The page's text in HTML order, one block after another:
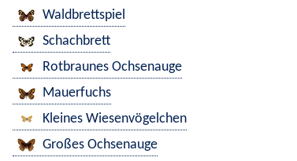
Waldbrettspiel
Schachbrett
Rotbraunes Ochsenauge
Mauerfuchs
Kleines Wiesenvögelchen
Großes Ochsenauge